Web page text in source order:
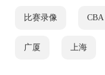
比赛录像 CBA
广厦 上海